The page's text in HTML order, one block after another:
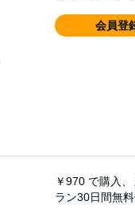
会員登
￥970 で購入
ラン30日間無